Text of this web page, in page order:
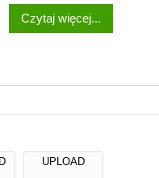
Czytaj więcej...